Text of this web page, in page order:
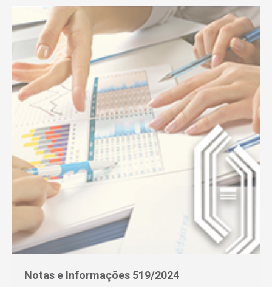
Notas e Informações 519/2024